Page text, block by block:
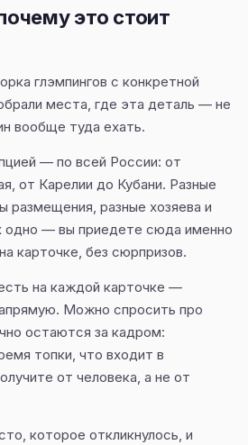
это стоит
глэмпингов с конкретной
места, где эта деталь — не
вообще туда ехать.
— по всей России: от
от Карелии до Кубани. Разные
размещения, разные хозяева и
одно — вы приедете сюда именно
карточке, без сюрпризов.
на каждой карточке —
Можно спросить про
остаются за кадром:
топки, что входит в
от человека, а не от
которое откликнулось, и